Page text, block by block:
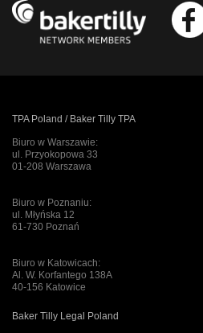
TPA Poland / Baker Tilly TPA
Biuro w Warszawie:
ul. Przyokopowa 33
01-208 Warszawa
Biuro w Poznaniu:
ul. Młyńska 12
61-730 Poznań
Biuro w Katowicach:
Al. W. Korfantego 138A
40-156 Katowice
Baker Tilly Legal Poland